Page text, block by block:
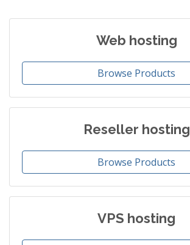
Web hosting
Browse Products
Reseller hosting
Browse Products
VPS hosting